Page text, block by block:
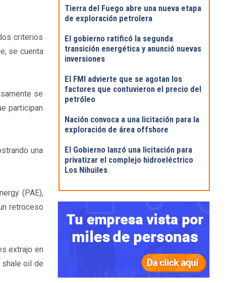
criterios
se cuenta
se
participan
una
(PAE),
retroceso
extrajo en
shale oil de
Tierra del Fuego abre una nueva etapa
de exploración petrolera
El gobierno ratificó la segunda
transición energética y anunció nuevas
inversiones
El FMI advierte que se agotan los
factores que contuvieron el precio del
petróleo
Nación convoca a una licitación para la
exploración de área offshore
El Gobierno lanzó una licitación para
privatizar el complejo hidroeléctrico
Los Nihuiles